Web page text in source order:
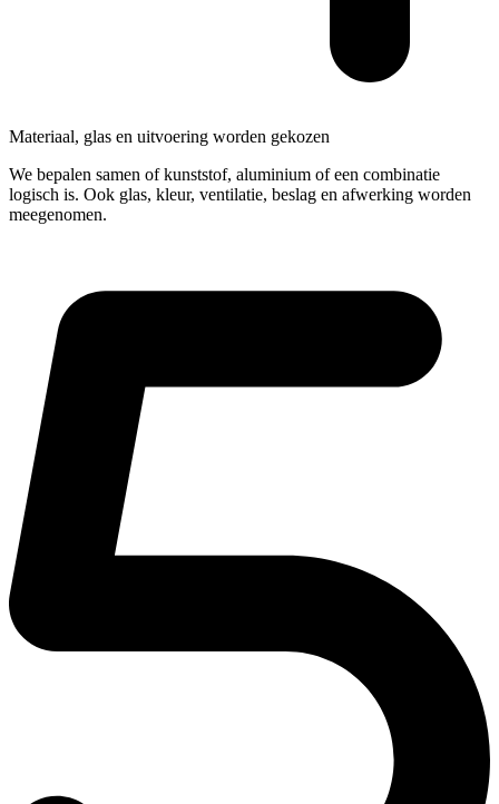
Materiaal, glas en uitvoering worden gekozen
We bepalen samen of kunststof, aluminium of een combinatie
logisch is. Ook glas, kleur, ventilatie, beslag en afwerking worden
meegenomen.